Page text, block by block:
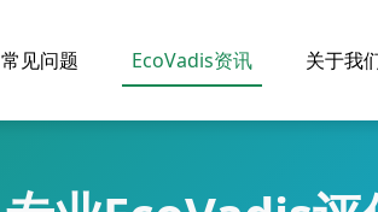
常见问题 EcoVadis资讯 关于我